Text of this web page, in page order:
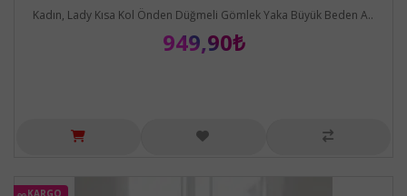
Kadın, Lady Kısa Kol Önden Düğmeli Gömlek Yaka Büyük Beden A..
949,90₺
KARGO